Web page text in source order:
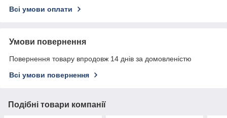
Всі умови оплати
Умови повернення
Повернення товару впродовж 14 днів за домовленістю
Всі умови повернення
Подібні товари компанії